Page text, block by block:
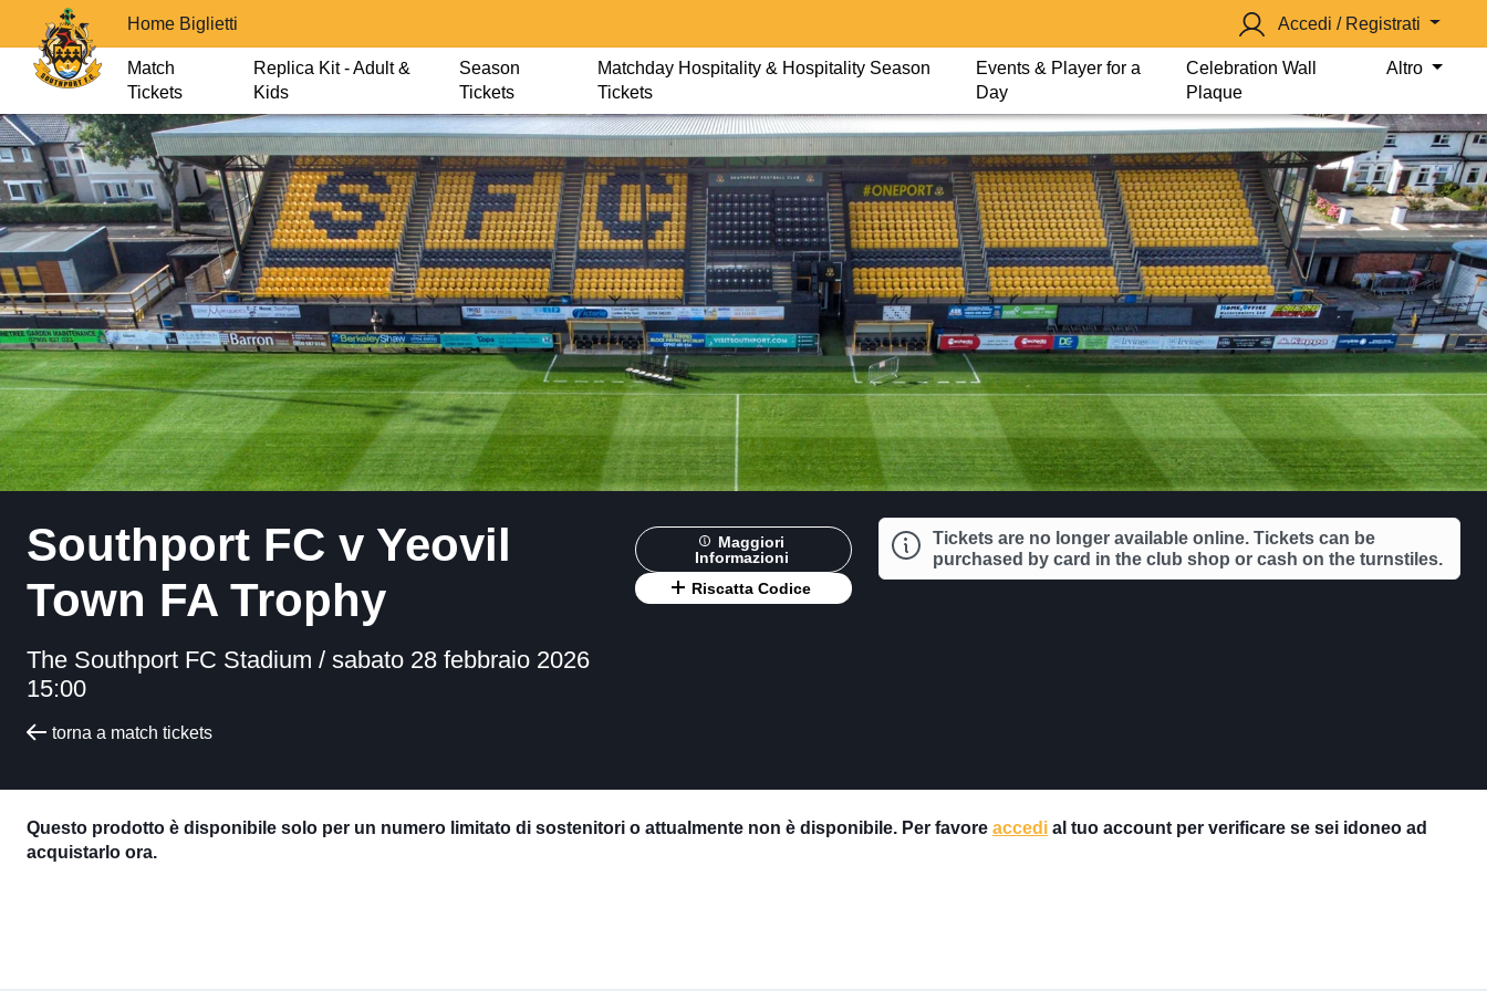
Home Biglietti Accedi / Registrati
Match
Tickets
Replica Kit - Adult &
Kids
Season
Tickets
Matchday Hospitality & Hospitality Season
Tickets
Events & Player for a
Day
Celebration Wall
Plaque
Altro
Southport FC v Yeovil
Town FA Trophy
The Southport FC Stadium / sabato 28 febbraio 2026
15:00
torna a match tickets
Informazioni
Riscatta Codice
Tickets are no longer available online. Tickets can be
purchased by card in the club shop or cash on the turnstiles.
Questo prodotto è disponibile solo per un numero limitato di sostenitori o attualmente non è disponibile. Per favore accedi al tuo account per verificare se sei idoneo ad
acquistarlo ora.